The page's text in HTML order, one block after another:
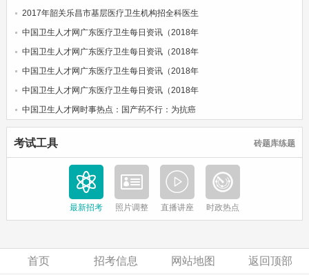
2017年韶关乐昌市基层医疗卫生机构招全科医生
中国卫生人才网广东医疗卫生每日资讯（2018年
中国卫生人才网广东医疗卫生每日资讯（2018年
中国卫生人才网广东医疗卫生每日资讯（2018年
中国卫生人才网广东医疗卫生每日资讯（2018年
中国卫生人才网时事热点：国产药不行：为抗癌
考试工具 砖题库练题
最新招考 照片调整 直播讲座 时政热点
首页 招考信息 网站地图 返回顶部